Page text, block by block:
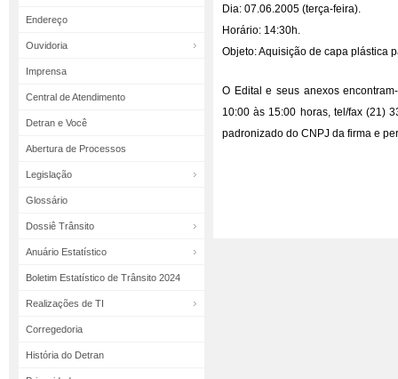
Endereço
Ouvidoria
Imprensa
Central de Atendimento
Detran e Você
Abertura de Processos
Legislação
Glossário
Dossiê Trânsito
Anuário Estatístico
Boletim Estatístico de Trânsito 2024
Realizações de TI
Corregedoria
História do Detran
Dia: 07.06.2005 (terça-feira).
Horário: 14:30h.
Objeto: Aquisição de capa plástica
O Edital e seus anexos
10:00 às 15:00 horas, tel/fax (21)
padronizado do CNPJ da firma e